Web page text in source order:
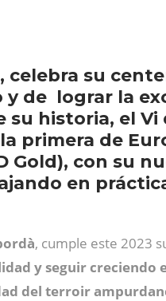
celebra su
de lograr la
su historia, el
primera de
con su
en
, cumple este 2023
y seguir creciendo
del terroir